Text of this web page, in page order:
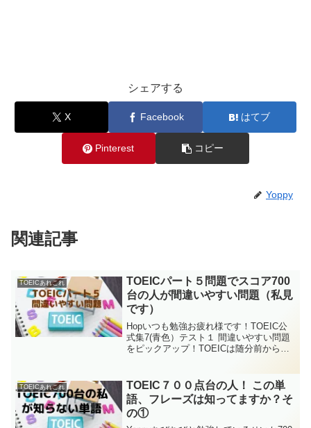
シェアする
X Facebook はてブ
Pinterest コピー
Yoppy
関連記事
TOEICあれこれ
TOEICパート５問題でスコア700
台の人が間違いやすい問題（私見
です）
Hopいつも勉強お疲れ様です！TOEIC公
式集7(青色）テスト１ 間違いやすい問題
をピックアップ！TOEICは随分前から受
す。その以前に3ヶ月連続で勉強した
り、...
TOEICあれこれ
TOEIC７００点台の人！ この単
語、フレーズは知ってますか？そ
の①